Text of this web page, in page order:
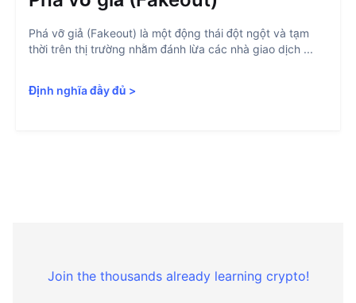
Phá vỡ giả (Fakeout) là một động thái đột ngột và tạm
thời trên thị trường nhằm đánh lừa các nhà giao dịch ...
Định nghĩa đầy đủ >
Join the thousands already learning crypto!